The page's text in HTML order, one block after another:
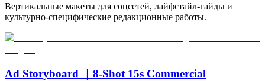
Вертикальные макеты для соцсетей, лайфстайл-гайды и
культурно-специфические редакционные работы.
Ad Storyboard ｜8-Shot 15s Commercial